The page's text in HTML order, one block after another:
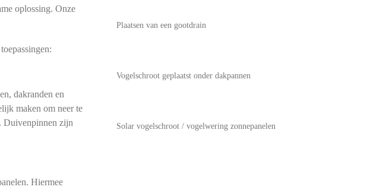
oplossing. Onze
dakranden en
maken om neer te
Duivenpinnen zijn
Hiermee
Plaatsen van een gootdrain
Vogelschroot geplaatst onder dakpannen
Solar vogelschroot / vogelwering zonnepanelen